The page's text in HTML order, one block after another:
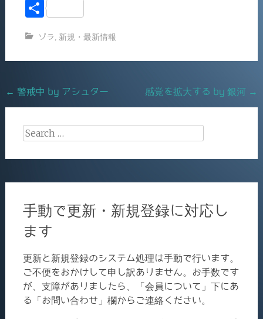
a
e
b
o
l
共
ゾラ 新規・最新情報
Post
navigation
← 警戒中 by アシュター 感覚を拡大する by 銀河 →
Search
手動で更新・新規登録に対応し
ます
更新と新規登録のシステム処理は手動で行います。
ご不便をおかけして申し訳ありません。お手数です
が、支障がありましたら、「会員について」下にあ
る「お問い合わせ」欄からご連絡ください。